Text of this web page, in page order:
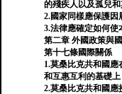
的殘疾人以及孤兒和
2.國家同樣應保護因
3.法律應確定如何使
第二章 外國政策與
第十七條國際關係
1.莫桑比克共和國
和互惠互利的基礎上
2.莫桑比克共和國